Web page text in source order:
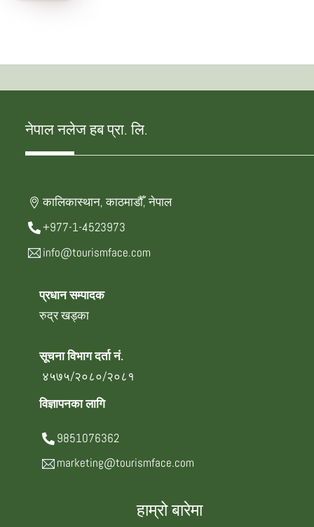
नेपाल नलेज हब प्रा. लि.
कालिकास्थान, काठमाडौँ, नेपाल
+977-1-4523973
info@tourismface.com
प्रधान सम्पादक
रुद्र खड्का
सूचना विभाग दर्ता नं.
४५७५/२०८०/२०८१
विज्ञापनका लागि
9851076362
marketing@tourismface.com
हाम्रो बारेमा